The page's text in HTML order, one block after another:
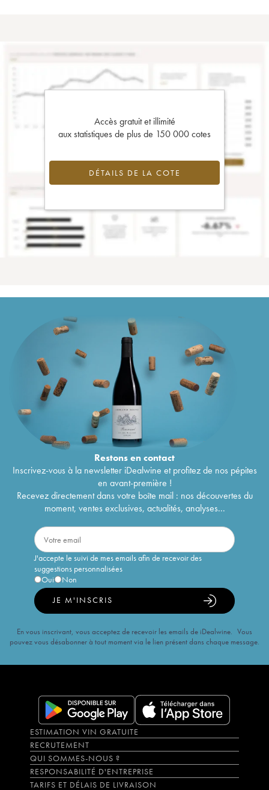
Accès gratuit et illimité
aux statistiques de plus de 150 000 cotes
DÉTAILS DE LA COTE
Restons encontact
Inscrivez-vous à la newsletter iDealwine et profitez de nos pépites
en avant-première !
Recevez directement dans votre boîte mail : nos découvertes du
moment, ventes exclusives, actualités, analyses...
J'accepte le suivi de mes emails afin de recevoir des
suggestions personnalisées
Oui
Non
JE M'INSCRIS
En vous inscrivant, vous acceptez de recevoir les emails de iDealwine. Vous
pouvez vous désabonner à tout moment via le lien présent dans chaque message.
ESTIMATION VIN GRATUITE
RECRUTEMENT
QUI SOMMES-NOUS ?
RESPONSABILITÉ D'ENTREPRISE
TARIFS ET DÉLAIS DE LIVRAISON